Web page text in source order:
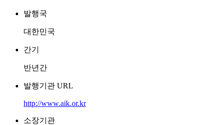
발행국
대한민국
간기
반년간
발행기관 URL
http://www.aik.or.kr
소장기관